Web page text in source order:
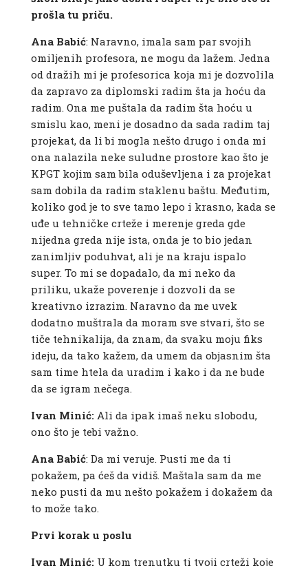
prošla tu priču.
Ana Babić: Naravno, imala sam par svojih
omiljenih profesora, ne mogu da lažem. Jedna
od dražih mi je profesorica koja mi je dozvolila
da zapravo za diplomski radim šta ja hoću da
radim. Ona me puštala da radim šta hoću u
smislu kao, meni je dosadno da sada radim taj
projekat, da li bi mogla nešto drugo i onda mi
ona nalazila neke suludne prostore kao što je
KPGT kojim sam bila oduševljena i za projekat
sam dobila da radim staklenu baštu. Međutim,
koliko god je to sve tamo lepo i krasno, kada se
uđe u tehničke crteže i merenje greda gde
nijedna greda nije ista, onda je to bio jedan
zanimljiv poduhvat, ali je na kraju ispalo
super. To mi se dopadalo, da mi neko da
priliku, ukaže poverenje i dozvoli da se
kreativno izrazim. Naravno da me uvek
dodatno muštrala da moram sve stvari, što se
tiče tehnikalija, da znam, da svaku moju fiks
ideju, da tako kažem, da umem da objasnim šta
sam time htela da uradim i kako i da ne bude
da se igram nečega.
Ivan Minić: Ali da ipak imaš neku slobodu,
ono što je tebi važno.
Ana Babić: Da mi veruje. Pusti me da ti
pokažem, pa ćeš da vidiš. Maštala sam da me
neko pusti da mu nešto pokažem i dokažem da
to može tako.
Prvi korak u poslu
Ivan Minić: U kom trenutku ti tvoji crteži koje